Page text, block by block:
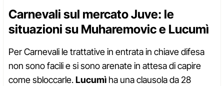
Carnevali sul mercato Juve: le
situazioni su Muharemovic e Lucumì
Per Carnevali le trattative in entrata in chiave difesa
non sono facili e si sono arenate in attesa di capire
come sbloccarle.Lucumì ha una clausola da 28